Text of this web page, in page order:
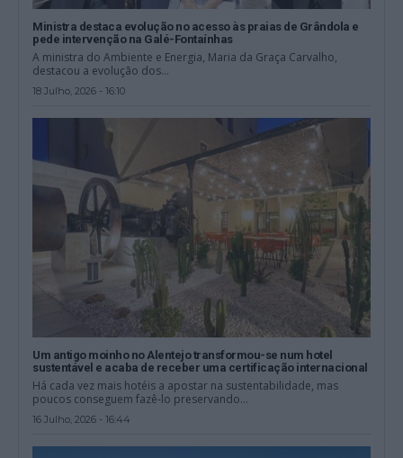
Ministra destaca evolução no acesso às praias de Grândola e
pede intervenção na Galé-Fontaínhas
A ministra do Ambiente e Energia, Maria da Graça Carvalho,
destacou a evolução dos...
18 Julho, 2026 - 16:10
Um antigo moinho no Alentejo transformou-se num hotel
sustentável e acaba de receber uma certificação internacional
Há cada vez mais hotéis a apostar na sustentabilidade, mas
poucos conseguem fazê-lo preservando...
16 Julho, 2026 - 16:44